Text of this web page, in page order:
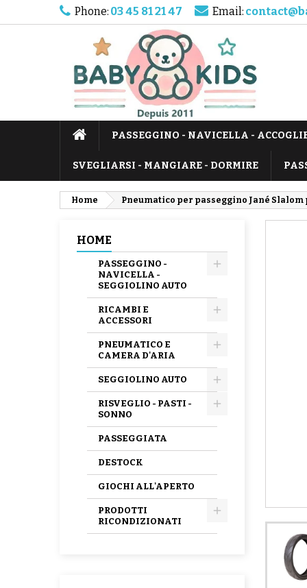
Phone: 03 45 81 21 47 Email:
PASSEGGINO - NAVICELLA -
SVEGLIARSI - MANGIARE - DORMIRE
Home Pneumatico per passeggino Jané Slalom
HOME
PASSEGGINO -
NAVICELLA -
SEGGIOLINO AUTO
RICAMBI E
ACCESSORI
PNEUMATICO E
CAMERA D'ARIA
SEGGIOLINO AUTO
RISVEGLIO - PASTI -
SONNO
PASSEGGIATA
DESTOCK
GIOCHI ALL'APERTO
PRODOTTI
RICONDIZIONATI